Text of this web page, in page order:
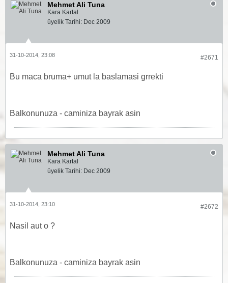
Mehmet Ali Tuna
Kara Kartal
üyelik Tarihi: Dec 2009
#2671
31-10-2014, 23:08
Bu maca bruma+ umut la baslamasi grrekti
Balkonunuza - caminiza bayrak asin
Mehmet Ali Tuna
Kara Kartal
üyelik Tarihi: Dec 2009
#2672
31-10-2014, 23:10
Nasil aut o ?
Balkonunuza - caminiza bayrak asin